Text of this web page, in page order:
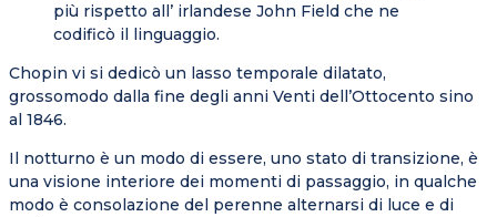
più rispetto all’ irlandese John Field che ne
codificò il linguaggio.
Chopin vi si dedicò un lasso temporale dilatato,
grossomodo dalla fine degli anni Venti dell’Ottocento sino
al 1846.
Il notturno è un modo di essere, uno stato di transizione, è
una visione interiore dei momenti di passaggio, in qualche
modo è consolazione del perenne alternarsi di luce e di